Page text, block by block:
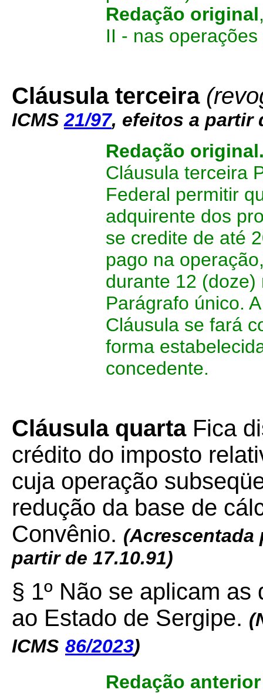
Redação original
II - nas
Cláusula terceira
ICMS21/97, efeitos a partir
Redação
Cláusula terceira
Federal permitir
adquirente dos
se credite de até
pago na
durante 12 (doze)
Parágrafo único.
Cláusula se fará
forma
concedente.
Cláusula quartaFica
crédito do imposto
cuja operação
redução da base de
Convênio. (Acrescentada
partir de 17.10.91)
§ 1º Não se aplicam
ao Estado de Sergipe.
ICMS 86/2023)
Redação